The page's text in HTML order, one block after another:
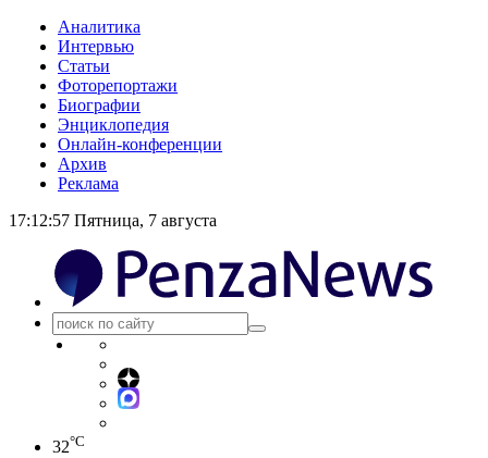
Аналитика
Интервью
Статьи
Фоторепортажи
Биографии
Энциклопедия
Онлайн-конференции
Архив
Реклама
17:12:57 Пятница, 7 августа
32°C